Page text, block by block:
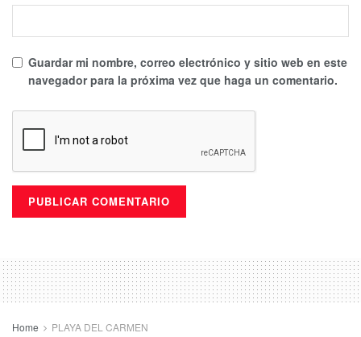
Guardar mi nombre, correo electrónico y sitio web en este
navegador para la próxima vez que haga un comentario.
Home PLAYA DEL CARMEN